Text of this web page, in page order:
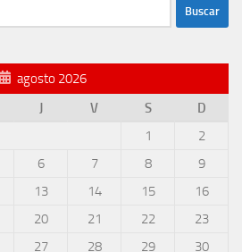
agosto 2026
J V S
D
1
2
6 7 8
9
13 14 15
16
20 21 22
23
27 28 29
30